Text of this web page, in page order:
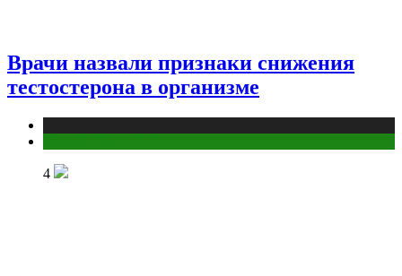
Врачи назвали признаки снижения
тестостерона в организме
4